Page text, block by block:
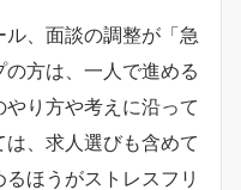
、面談の調整が「急
方は、一人で進める
り方や考えに沿って
、求人選びも含めて
ほうがストレスフリ